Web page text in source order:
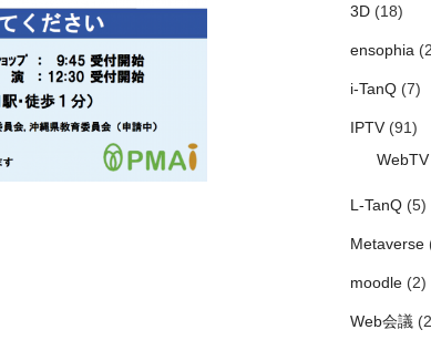
3D(18)
ensophia
i-TanQ(7)
IPTV(91)
WebTV
L-TanQ(5)
Metaverse
moodle(2)
Web会議